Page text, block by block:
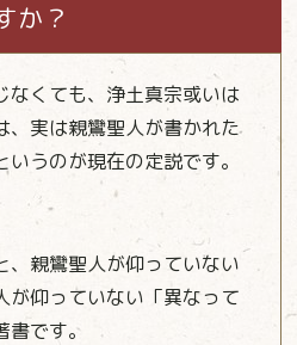
か？
なくても、浄土真宗或いは
、実は親鸞聖人が書かれた
うのが現在の定説です。
、親鸞聖人が仰っていない
が仰っていない「異なって
です。